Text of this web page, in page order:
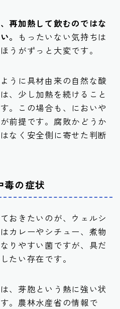
再加熱して飲むのではな
。 もったいない気持ちは
うがずっと大変です。
うに具材由来の自然な酸
、少し加熱を続けること
。この場合も、においや
前提です。腐敗かどうか
なく安全側に寄せた判断
毒の症状
おきたいのが、ウェルシ
カレーやシチュー、煮物
りやすい菌ですが、具だ
たい存在です。
、芽胞という熱に強い状
。農林水産省の情報で